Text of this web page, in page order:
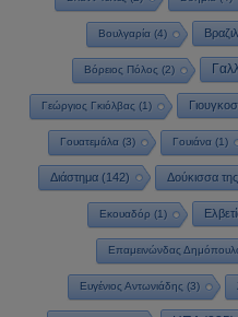
Βουλγαρία (4)
Βόρειος Πόλος (2)
Γεώργιος Γκιόλβας (1)
Γουατεμάλα (3) Γουιάνα (1)
Διάστημα (142) Δούκισσα
Εκουαδόρ (1)
Επαμεινώνδας
Ευγένιος Αντωνιάδης (3)